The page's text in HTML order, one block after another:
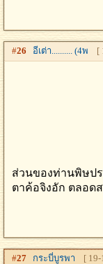
#26 อีเต่า.......... (4พ [
ส่วนของท่านพิษปร
ตาค้อจิงอัก ตลอด
#27 กระบี่บูรพา [ 19-